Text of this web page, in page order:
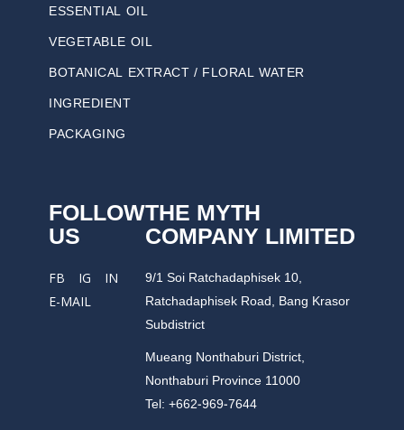
ESSENTIAL OIL
VEGETABLE OIL
BOTANICAL EXTRACT / FLORAL WATER
INGREDIENT
PACKAGING
FOLLOW
US
FB IG
IN
E-MAIL
THE MYTH
COMPANY LIMITED
9/1 Soi Ratchadaphisek 10,
Ratchadaphisek Road, Bang Krasor
Subdistrict
Mueang Nonthaburi District,
Nonthaburi Province 11000
Tel: +662-969-7644